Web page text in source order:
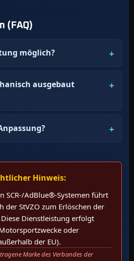
(FAQ)
möglich?
ausgebaut
Hinweis:
SCR-/AdBlue®-Systemen führt
der StVZO zum Erlöschen der
Dienstleistung erfolgt
oder
der EU).
Marke des Verbandes der